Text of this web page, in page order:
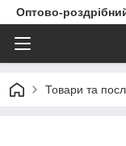
Оптово-
Товари та